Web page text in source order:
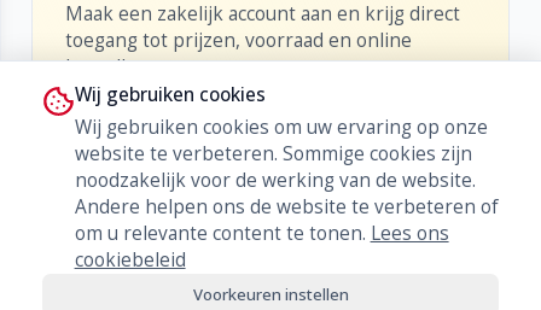
Maak een zakelijk account aan en krijg direct
toegang tot prijzen, voorraad en online
bestellen.
•Inzicht in netto-prijzen en kortingen
Live voorraad en levertijden
Bestellen, herbestellen en orderhistorie
Word klant
Wij gebruiken cookies
Wij gebruiken cookies om uw ervaring op onze
website te verbeteren. Sommige cookies zijn
noodzakelijk voor de werking van de website.
Andere helpen ons de website te verbeteren of
om u relevante content te tonen. Lees ons
cookiebeleid
Voorkeuren instellen